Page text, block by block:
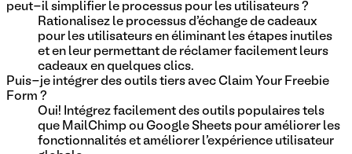
peut-il simplifier le processus pour les utilisateurs ?
Rationalisez le processus d'échange de cadeaux
pour les utilisateurs en éliminant les étapes inutiles
et en leur permettant de réclamer facilement leurs
cadeaux en quelques clics.
Puis-je intégrer des outils tiers avec Claim Your Freebie
Form ?
Oui! Intégrez facilement des outils populaires tels
que MailChimp ou Google Sheets pour améliorer les
fonctionnalités et améliorer l'expérience utilisateur